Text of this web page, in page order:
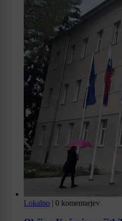
Lokalno | 0 komentarjev